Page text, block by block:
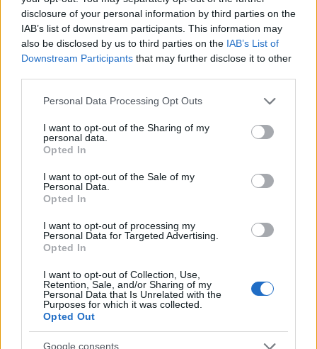
disclosure of your personal information by third parties on the
IAB’s list of downstream participants. This information may
also be disclosed by us to third parties on the IAB’s List of
Downstream Participants that may further disclose it to other
Please note that this website/app uses one or more Google
not limited to your visit or usage behaviour. You may click to
grant or deny consent to Google and its third-party tags to
use your data for below specified purposes in below Google
consent section.
Personal Data Processing Opt Outs
I want to opt-out of the Sharing of my
personal data.
Opted In
I want to opt-out of the Sale of my
Personal Data.
Opted In
I want to opt-out of processing my
Personal Data for Targeted Advertising.
Opted In
I want to opt-out of Collection, Use,
Retention, Sale, and/or Sharing of my
Personal Data that Is Unrelated with the
Purposes for which it was collected.
Opted Out
Google consents
Για όσους δε θυμούνται, η εφαρμογή City Lens
προσφέρει στον χρήστη εμπειρία Augmented Reality με
την εμφάνιση πληροφοροριών για τις τοποθεσίες, τους
συσκευής.